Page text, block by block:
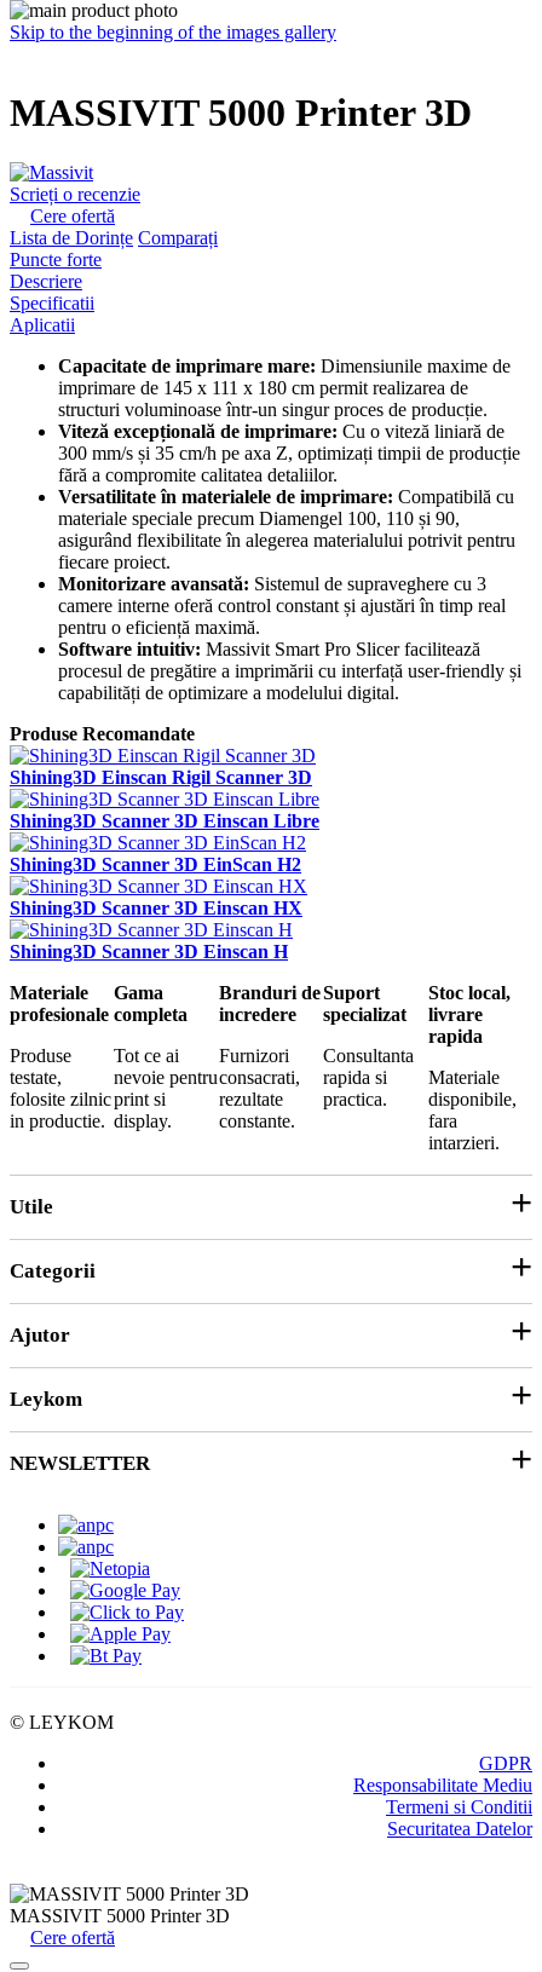
Skip to the beginning of the images gallery
MASSIVIT 5000 Printer 3D
Scrieți o recenzie
Cere ofertă
Lista de Dorințe Comparați
Puncte forte
Descriere
Specificatii
Aplicatii
Capacitate de imprimare mare: Dimensiunile maxime de
imprimare de 145 x 111 x 180 cm permit realizarea de
structuri voluminoase într-un singur proces de producție.
Viteză excepțională de imprimare: Cu o viteză liniară de
300 mm/s și 35 cm/h pe axa Z, optimizați timpii de producție
fără a compromite calitatea detaliilor.
Versatilitate în materialele de imprimare: Compatibilă cu
materiale speciale precum Diamengel 100, 110 și 90,
asigurând flexibilitate în alegerea materialului potrivit pentru
fiecare proiect.
Monitorizare avansată: Sistemul de supraveghere cu 3
camere interne oferă control constant și ajustări în timp real
pentru o eficiență maximă.
Software intuitiv: Massivit Smart Pro Slicer facilitează
procesul de pregătire a imprimării cu interfață user-friendly și
capabilități de optimizare a modelului digital.
Produse Recomandate
Shining3D Einscan Rigil Scanner 3D
Shining3D Scanner 3D Einscan Libre
Shining3D Scanner 3D EinScan H2
Shining3D Scanner 3D Einscan HX
Shining3D Scanner 3D Einscan H
Materiale
profesionale
Produse
testate,
folosite zilnic
in productie.
Gama
completa
Tot ce ai
nevoie pentru
print si
display.
Branduri de
incredere
Furnizori
consacrati,
rezultate
constante.
Suport
specializat
Consultanta
rapida si
practica.
Stoc local,
livrare
rapida
Materiale
disponibile,
fara
intarzieri.
Utile
Parteneri
Categorii
Echipamente și Consumabile
Ambalare
Ajutor
Contact
Leykom
Despre noi
Modalitati de Livrare
NEWSLETTER
© LEYKOM
GDPR
Responsabilitate Mediu
Termeni si Conditii
Securitatea Datelor
MASSIVIT 5000 Printer 3D
Cere ofertă